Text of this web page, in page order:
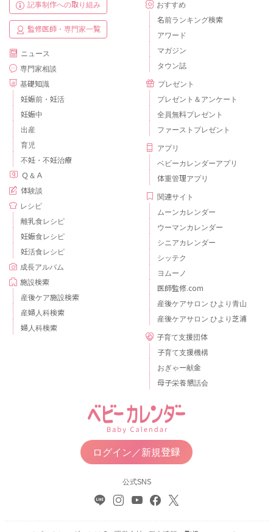
記事制作への取り組み
監修医師・専門家一覧
ニュース
専門家相談
基礎知識
妊娠前・妊活
妊娠中
出産
育児
不妊・不妊治療
Ｑ＆Ａ
体験談
レシピ
離乳食レシピ
妊娠食レシピ
妊活食レシピ
成長アルバム
施設検索
産後ケア施設検索
産婦人科検索
婦人科検索
おすすめ
名前ランキング検索
アワード
マガジン
タウン誌
プレゼント
プレゼント＆アンケート
全員無料プレゼント
ファーストプレゼント
アプリ
ベビーカレンダーアプリ
体重管理アプリ
関連サイト
ムーンカレンダー
ウーマンカレンダー
シニアカレンダー
シッテク
ヨムーノ
医師監修.com
産後ケアサロン ひより青山
産後ケアサロン ひより芝浦
子育て支援団体
子育て支援機構
おぎゃー献金
母子栄養懇話会
ログイン／新規登録
公式SNS